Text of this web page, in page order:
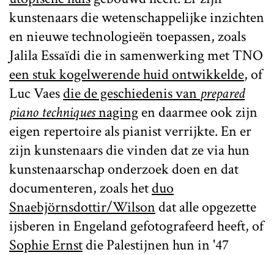
kunstenaars die wetenschappelijke inzichten
en nieuwe technologieën toepassen, zoals
Jalila Essaïdi die in samenwerking met TNO
een stuk kogelwerende huid ontwikkelde, of
Luc Vaesdie de geschiedenis van prepared
piano techniquesnagingen daarmee ook zijn
eigen repertoire als pianist verrijkte. En er
zijn kunstenaars die vinden dat ze via hun
kunstenaarschap onderzoek doen en dat
documenteren, zoals hetduo
Snaebjörnsdottir/Wilsondat alle opgezette
ijsberen in Engeland gefotografeerd heeft, of
Sophie Ernstdie Palestijnen hun in '47